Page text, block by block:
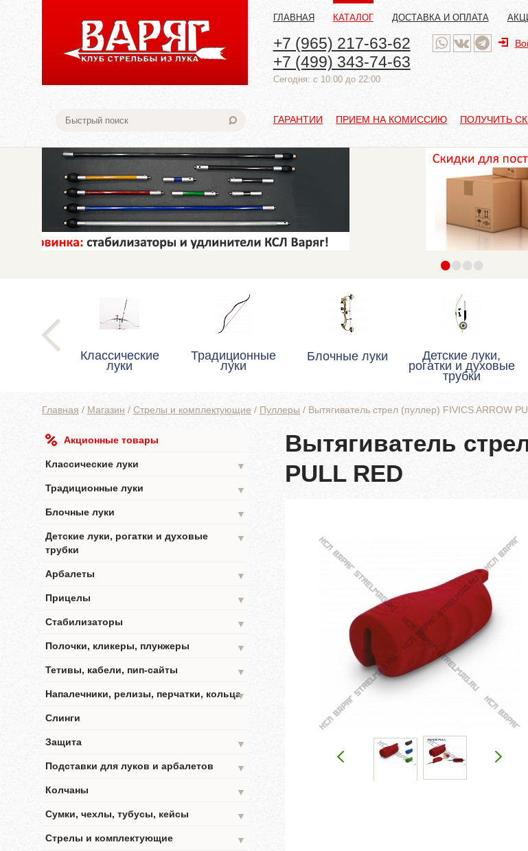
ГЛАВНАЯ КАТАЛОГ ДОСТАВКА И ОПЛАТА
+7 (965) 217-63-62
+7 (499) 343-74-63
Cегодня: с 10:00 до 22:00
ГАРАНТИИ ПРИЕМ НА КОМИССИЮ ПОЛУЧИТЬ
••••
Классические
луки
Традиционные
луки
Блочные луки Детские луки,
рогатки и духовые
трубки
Главная / Магазин / Стрелы и комплектующие / Пуллеры / Вытягиватель стрел (пуллер) FIVICS ARROW
Акционные товары
Классические луки
▼
Традиционные луки
▼
Блочные луки
▼
Детские луки, рогатки и духовые
трубки
▼
Арбалеты
▼
Прицелы
▼
Стабилизаторы
▼
Полочки, кликеры, плунжеры
▼
Тетивы, кабели, пип-сайты
▼
Напалечники, релизы, перчатки, кольца▼
Слинги
Защита
▼
Подставки для луков и арбалетов
▼
Колчаны
▼
Сумки, чехлы, тубусы, кейсы
▼
Стрелы и комплектующие
▼
Вытягиватель
PULL RED